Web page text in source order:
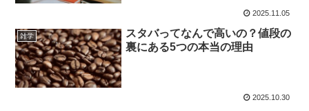
2025.11.05
雑学
スタバってなんで高いの？値段の
裏にある5つの本当の理由
2025.10.30